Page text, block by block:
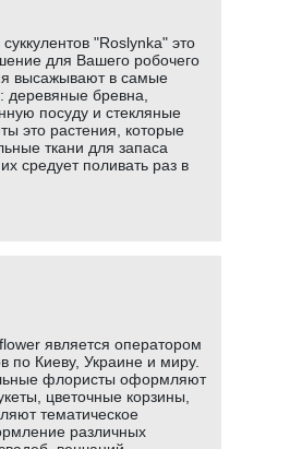
"Roslynka" это
для Вашего робочего
высажывают в самые
деревяные бревна,
посуду и стекляные
это растения, которые
ткани для запаса
средует поливать раз в
является оператором
по Киеву, Украине и миру.
флористы оформляют
цветочные корзины,
тематическое
различных